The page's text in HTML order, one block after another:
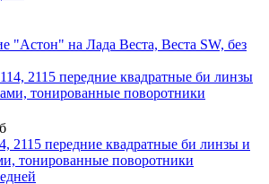
"Астон" на Лада Веста, Веста SW, без
2115 передние квадратные би линзы и
тонированные поворотники